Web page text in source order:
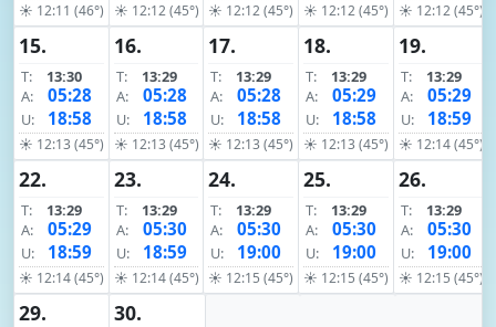
☀ 12:11 (46°) ☀ 12:12 (45°) ☀ 12:12 (45°) ☀ 12:12 (45°) ☀ 12:12 (45°)
15.
T:
13:30
A:
05:28
U: 18:58
☀ 12:13 (45°)
16.
T:
13:29
A:
05:28
U: 18:58
☀ 12:13 (45°)
17.
T:
13:29
A:
05:28
U: 18:58
☀ 12:13 (45°)
18.
T:
13:29
A:
05:29
U: 18:58
☀ 12:13 (45°)
19.
T:
13:29
A:
05:29
U: 18:59
☀ 12:14 (45°)
22.
T:
13:29
A:
05:29
U: 18:59
☀ 12:14 (45°)
23.
T:
13:29
A:
05:30
U: 18:59
☀ 12:14 (45°)
24.
T:
13:29
A:
05:30
U: 19:00
☀ 12:15 (45°)
25.
T:
13:29
A:
05:30
U: 19:00
☀ 12:15 (45°)
26.
T:
13:29
A:
05:30
U: 19:00
☀ 12:15 (45°)
29. 30.